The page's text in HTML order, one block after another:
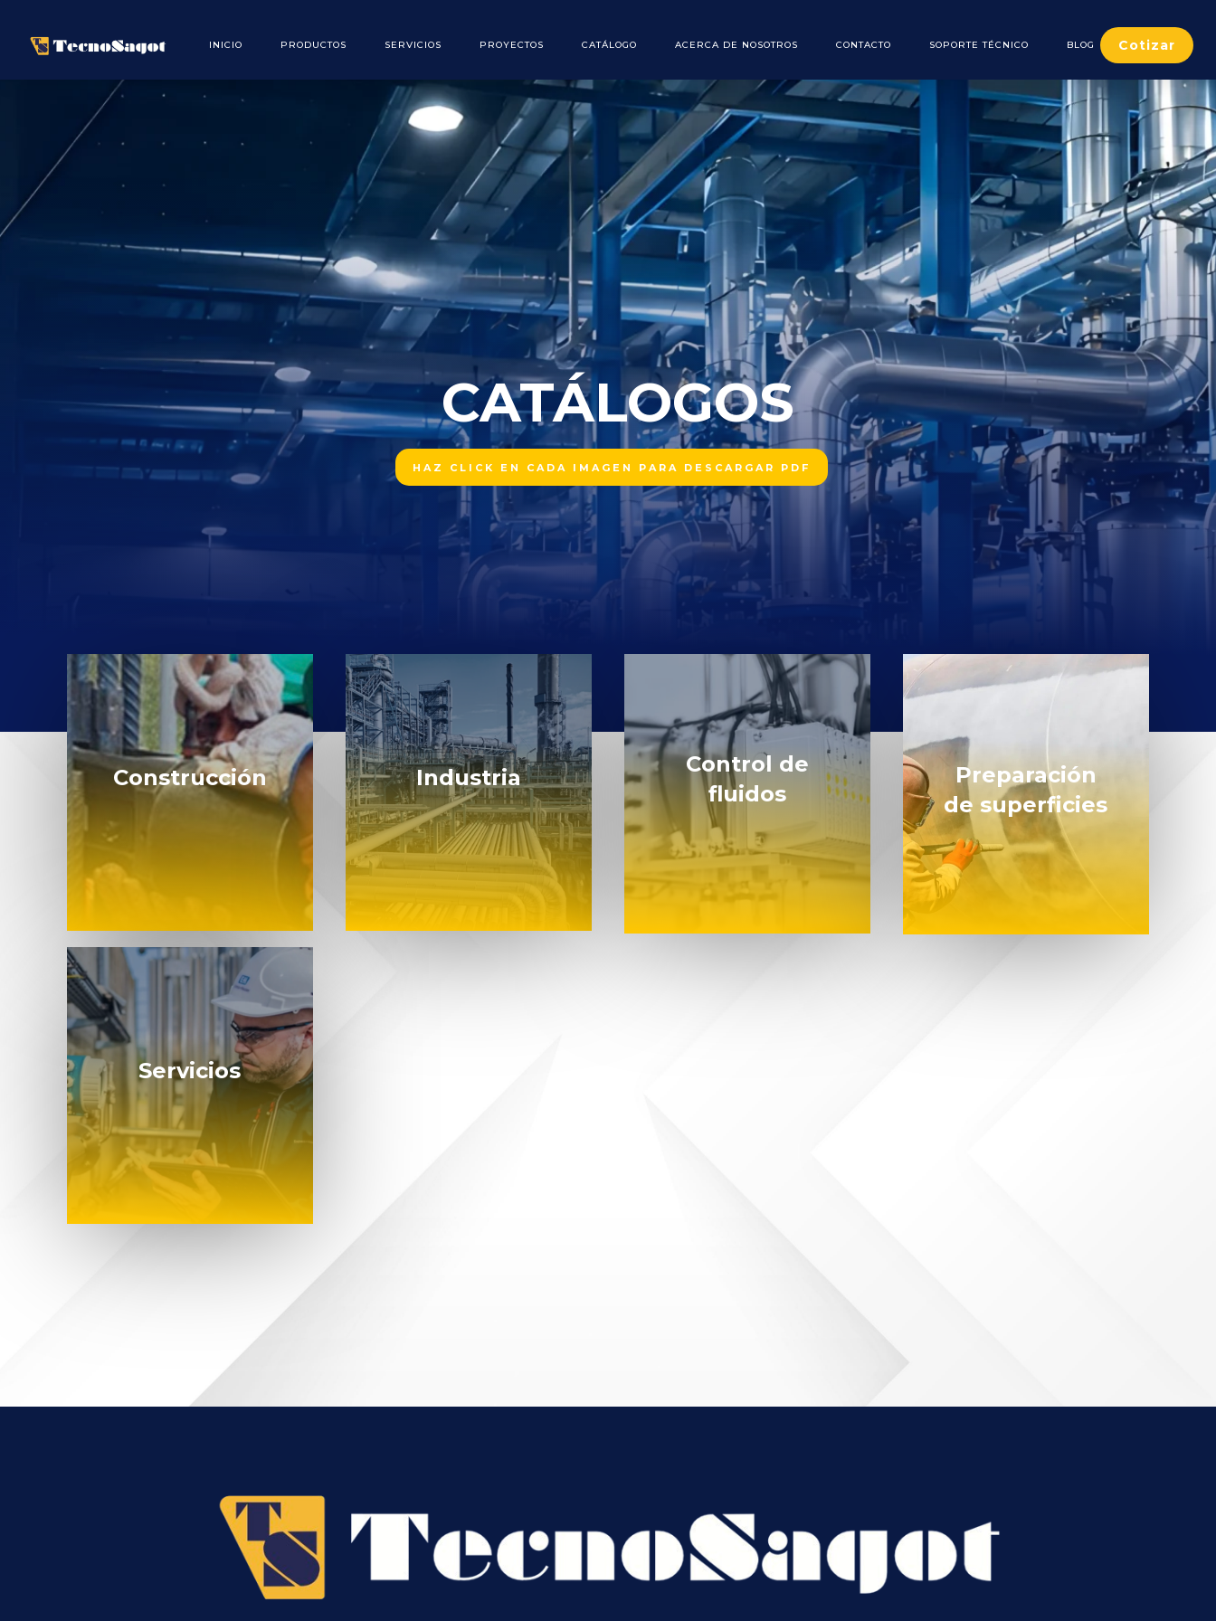
INICIO PRODUCTOS SERVICIOS PROYECTOS CATÁLOGO ACERCA DE NOSOTROS CONTACTO SOPORTE TÉCNICO BLOG Cotizar
CATÁLOGOS
HAZ CLICK EN CADA IMAGEN PARA DESCARGAR PDF
Construcción
Servicios
Industria
Control de
fluidos
Preparación
de superficies